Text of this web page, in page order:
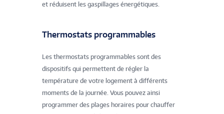
et réduisent les gaspillages énergétiques.
Thermostats programmables
Les thermostats programmables sont des
dispositifs qui permettent de régler la
température de votre logement à différents
moments de la journée. Vous pouvez ainsi
programmer des plages horaires pour chauffer